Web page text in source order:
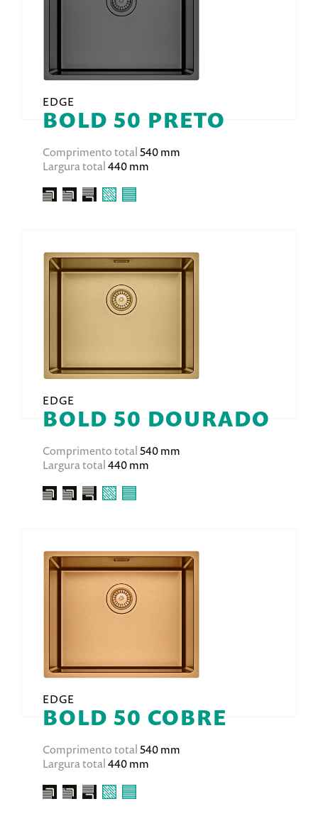
EDGE
BOLD 50 PRETO
Comprimento total540 mm
Largura total440 mm
EDGE
BOLD 50 DOURADO
Comprimento total540 mm
Largura total440 mm
EDGE
BOLD 50 COBRE
Comprimento total540 mm
Largura total440 mm